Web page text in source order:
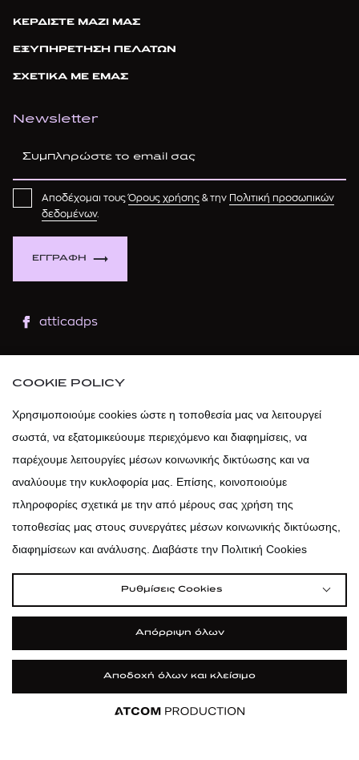
ΚΕΡΔΙΣΤΕ ΜΑΖΙ ΜΑΣ
ΕΞΥΠΗΡΕΤΗΣΗ ΠΕΛΑΤΩΝ
ΣΧΕΤΙΚΑ ΜΕ ΕΜΑΣ
Newsletter
ΕΓΓΡΑΦΗ
Αποδέχομαι τουςΌρους χρήσης & την Πολιτική προσωπικών
δεδομένων.
atticadps
atticadps
| Πολιτική Cookies | Κώδικας Δεοντολογίας
Προστασία Προσωπικών Δεδομένων
COOKIE POLICY
Χρησιμοποιούμε cookies ώστε η τοποθεσία μας να λειτουργεί
σωστά, να εξατομικεύουμε περιεχόμενο και διαφημίσεις, να
παρέχουμε λειτουργίες μέσων κοινωνικής δικτύωσης και να
αναλύουμε την κυκλοφορία μας. Επίσης, κοινοποιούμε
πληροφορίες σχετικά με την από μέρους σας χρήση της
τοποθεσίας μας στους συνεργάτες μέσων κοινωνικής δικτύωσης,
διαφημίσεων και ανάλυσης. Διαβάστε την Πολιτική Cookies
Ρυθμίσεις Cookies
Απόρριψη όλων
Αποδοχή όλων και κλείσιμο